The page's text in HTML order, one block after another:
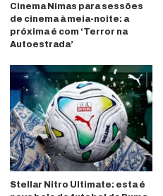
Cinema Nimas para sessões
de cinema à meia-noite: a
próxima é com ‘Terror na
Autoestrada’
Stellar Nitro Ultimate: esta é